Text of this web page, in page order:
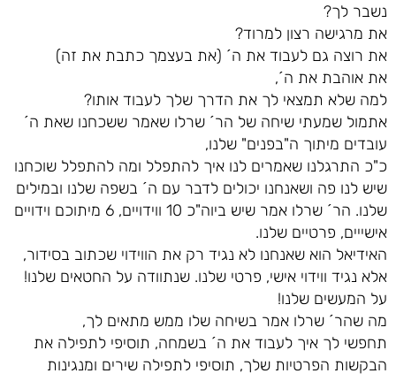
נשבר לך?
את מרגישה רצון למרוד?
את רוצה גם לעבוד את ה´ (את בעצמך כתבת את זה)
את אוהבת את ה´,
למה שלא תמצאי לך את הדרך שלך לעבוד אותו?
אתמול שמעתי שיחה של הר´ שרלו שאמר ששכחנו שאת ה´
עובדים מיתוך ה"בפנים" שלנו,
כ"כ התרגלנו שאמרים לנו איך להתפלל ומה להתפלל שוכחנו
שיש לנו פה ושאנחנו יכולים לדבר עם ה´ בשפה שלנו ובמילים
שלנו. הר´ שרלו אמר שיש ביוה"כ 10 ווידויים, 6 מיתוכם וידויים
אישייים, פרטיים שלנו.
האידיאל הוא שאנחנו לא נגיד רק את הווידוי שכתוב בסידור,
אלא נגיד ווידוי אישי, פרטי שלנו. שנתוודה על החטאים שלנו!
על המעשים שלנו!
מה שהר´ שרלו אמר בשיחה שלו ממש מתאים לך,
תחפשי לך איך לעבוד את ה´ בשמחה, תוסיפי לתפילה את
הבקשות הפרטיות שלך, תוסיפי לתפילה שירים ומנגינות